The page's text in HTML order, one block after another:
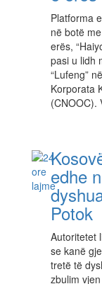
Platforma
në botë
erës,
pasi u lidh
“Lufeng”
Korporata
edhe
Potok
Autoritetet
se kanë
tretë të
zbulim